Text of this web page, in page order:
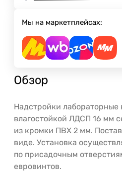
Мы на маркетплейсах:
Обзор
Надстройки лабораторные
влагостойкой ЛДСП 16 мм
из кромки ПВХ 2 мм.
виде. Установка
по присадочным
евровинтов.